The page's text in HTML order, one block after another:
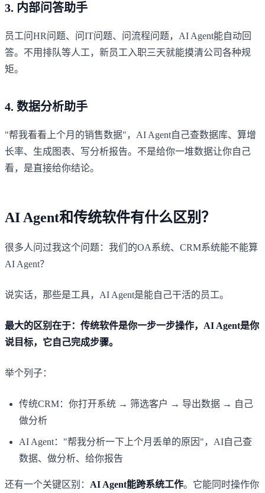
3. 内部问答助手
员工问HR问题、问IT问题、问流程问题，AI Agent能自动回
答。不用排队等人工，新员工入职三天就能摸清公司各种规
矩。
4. 数据分析助手
"帮我看看上个月的销售数据"，AI Agent自己查数据库、算增
长率、生成图表、写分析报告。不是给你一堆数据让你自己
看，是直接给你结论。
AI Agent和传统软件有什么区别？
很多人问过我这个问题：我们的OA系统、CRM系统能不能算
AI Agent？
说实话，那些是工具，AI Agent是能自己干活的员工。
最大的区别在于：传统软件是你一步一步操作，AI Agent是你
说目标，它自己完成步骤。
举个列子：
传统CRM：你打开系统 → 筛选客户 → 导出数据 → 自己
做分析
AI Agent："帮我分析一下上个月丢单的原因"，AI自己查
数据、做分析、给你报告
还有一个关键区别： AI Agent能跨系统工作。它能同时操作你